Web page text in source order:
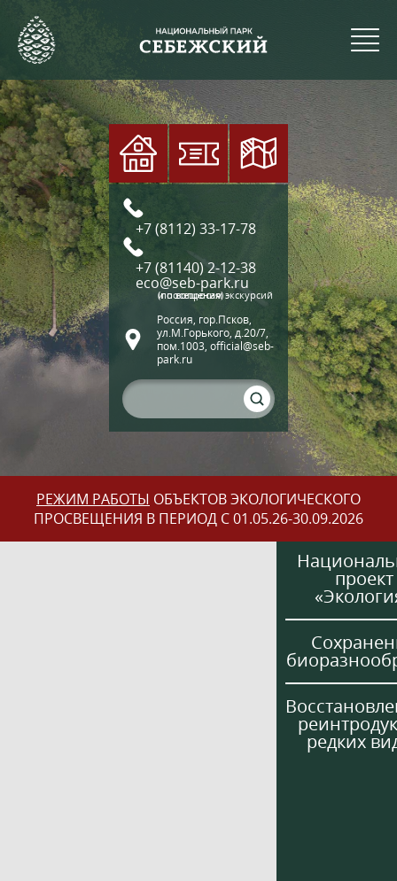
+7 (8112) 33-17-78
+7 (81140) 2-12-38
eco@seb-park.ru
(по вопросам экскурсий и посещения)
Россия, гор.Псков,
ул.М.Горького, д.20/7,
пом.1003, official@seb-
park.ru
РЕЖИМ РАБОТЫ ОБЪЕКТОВ ЭКОЛОГИЧЕСКОГО
ПРОСВЕЩЕНИЯ В ПЕРИОД С 01.05.26-30.09.2026
проект
редких